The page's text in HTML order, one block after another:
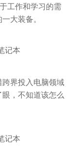
工作和学习的需
大装备。
界投入电脑领域
，不知道该怎么